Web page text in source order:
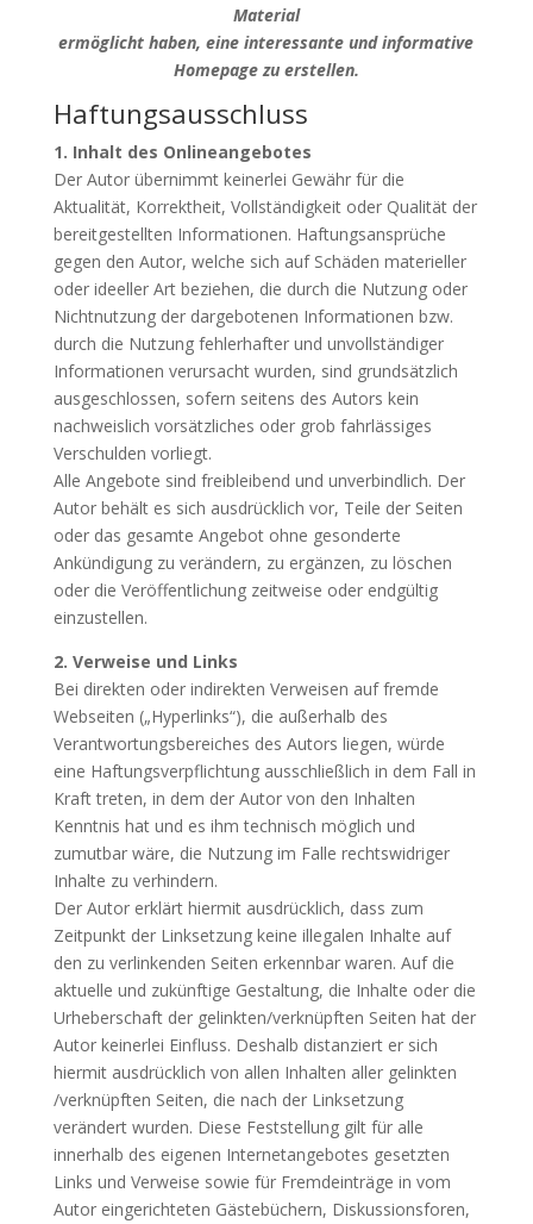
Material
ermöglicht haben, eine interessante und informative
Homepage zu erstellen.
Haftungsausschluss
1. Inhalt des Onlineangebotes
Der Autor übernimmt keinerlei Gewähr für die
Aktualität, Korrektheit, Vollständigkeit oder Qualität der
bereitgestellten Informationen. Haftungsansprüche
gegen den Autor, welche sich auf Schäden materieller
oder ideeller Art beziehen, die durch die Nutzung oder
Nichtnutzung der dargebotenen Informationen bzw.
durch die Nutzung fehlerhafter und unvollständiger
Informationen verursacht wurden, sind grundsätzlich
ausgeschlossen, sofern seitens des Autors kein
nachweislich vorsätzliches oder grob fahrlässiges
Verschulden vorliegt.
Alle Angebote sind freibleibend und unverbindlich. Der
Autor behält es sich ausdrücklich vor, Teile der Seiten
oder das gesamte Angebot ohne gesonderte
Ankündigung zu verändern, zu ergänzen, zu löschen
oder die Veröffentlichung zeitweise oder endgültig
einzustellen.
2. Verweise und Links
Bei direkten oder indirekten Verweisen auf fremde
Webseiten („Hyperlinks“), die außerhalb des
Verantwortungsbereiches des Autors liegen, würde
eine Haftungsverpflichtung ausschließlich in dem Fall in
Kraft treten, in dem der Autor von den Inhalten
Kenntnis hat und es ihm technisch möglich und
zumutbar wäre, die Nutzung im Falle rechtswidriger
Inhalte zu verhindern.
Der Autor erklärt hiermit ausdrücklich, dass zum
Zeitpunkt der Linksetzung keine illegalen Inhalte auf
den zu verlinkenden Seiten erkennbar waren. Auf die
aktuelle und zukünftige Gestaltung, die Inhalte oder die
Urheberschaft der gelinkten/verknüpften Seiten hat der
Autor keinerlei Einfluss. Deshalb distanziert er sich
hiermit ausdrücklich von allen Inhalten aller gelinkten
/verknüpften Seiten, die nach der Linksetzung
verändert wurden. Diese Feststellung gilt für alle
innerhalb des eigenen Internetangebotes gesetzten
Links und Verweise sowie für Fremdeinträge in vom
Autor eingerichteten Gästebüchern, Diskussionsforen,